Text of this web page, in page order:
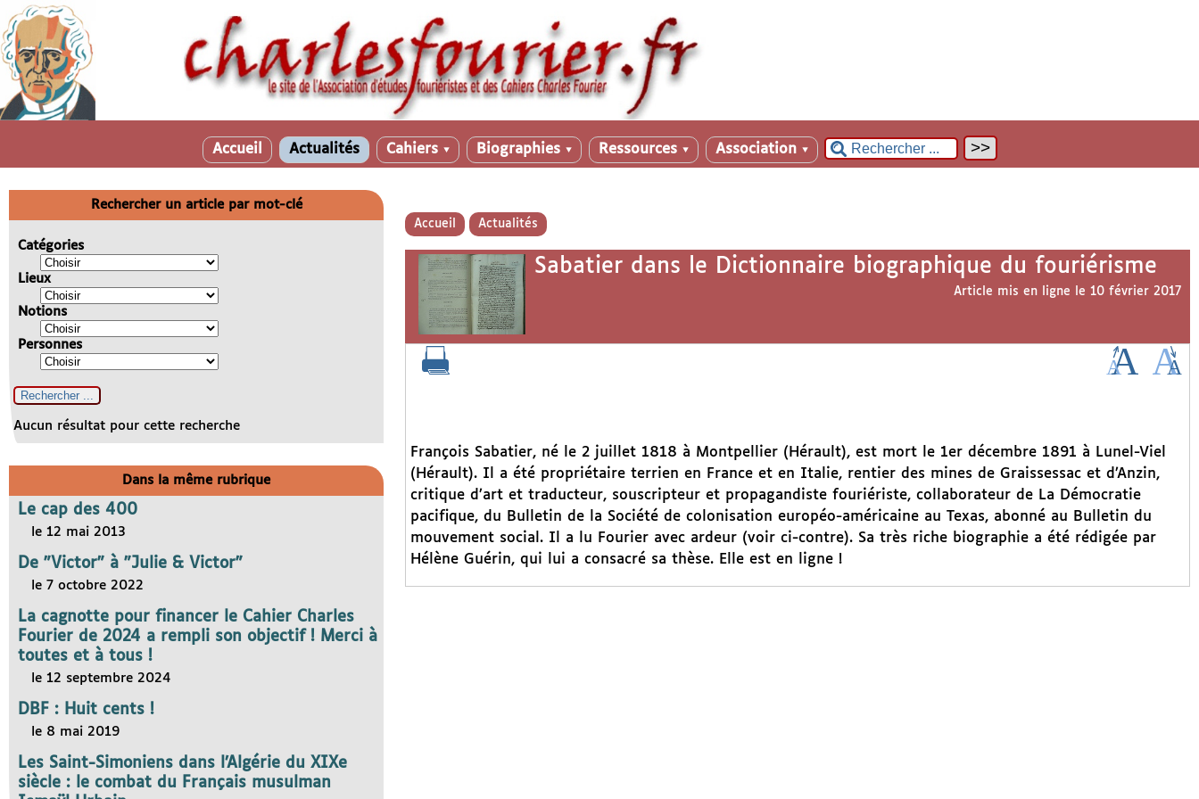
Accueil Actualités Cahiers ▼ Biographies ▼ Ressources ▼ Association ▼
Accueil Actualités
Sabatier dans le Dictionnaire biographique du fouriérisme
Article mis en ligne le 10 février 2017
François Sabatier, né le 2 juillet 1818 à Montpellier (Hérault), est mort le 1er décembre 1891 à Lunel-Viel
(Hérault). Il a été propriétaire terrien en France et en Italie, rentier des mines de Graissessac et d’Anzin,
critique d’art et traducteur, souscripteur et propagandiste fouriériste, collaborateur de La Démocratie
pacifique, du Bulletin de la Société de colonisation européo-américaine au Texas, abonné au Bulletin du
mouvement social. Il a lu Fourier avec ardeur (voir ci-contre). Sa très riche biographie a été rédigée par
Hélène Guérin, qui lui a consacré sa thèse. Elle est en ligne !
Rechercher un article par mot-clé
Catégories
Lieux
Notions
Personnes
Aucun résultat pour cette recherche
Dans la même rubrique
Le cap des 400
le 12 mai 2013
De "Victor" à "Julie & Victor"
le 7 octobre 2022
La cagnotte pour financer le Cahier Charles
Fourier de 2024 a rempli son objectif ! Merci à
toutes et à tous !
le 12 septembre 2024
DBF : Huit cents !
le 8 mai 2019
Les Saint-Simoniens dans l’Algérie du XIXe
siècle : le combat du Français musulman